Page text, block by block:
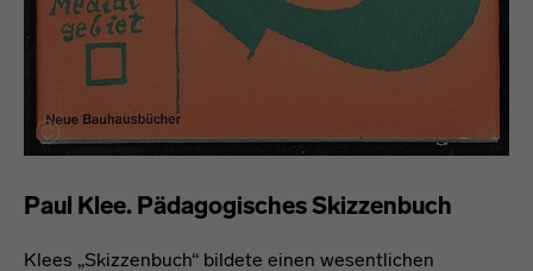
Paul Klee. Pädagogisches Skizzenbuch
Klees „Skizzenbuch“ bildete einen wesentlichen